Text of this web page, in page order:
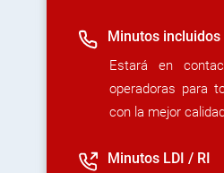
Minutos incluidos
Estará en
operadoras para
con la mejor
Minutos LDI / RI